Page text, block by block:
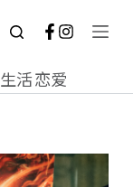
生活恋爱